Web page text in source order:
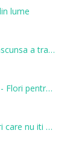
lume
Regele Florilor: Semnificatia ascunsa a trandafirului
La multi ani Ilinca, Eliana, Ilia! - Flori pentru doamnele sarbatorite de Sfantul Ilie
Imbina utilul cu placutul: 5 flori care nu iti vor face gaura in buget